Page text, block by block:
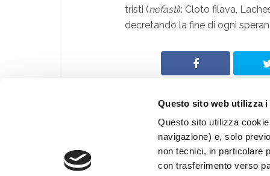
Questo sito web utilizza i
Questo sito utilizza
navigazione) e, solo
non tecnici, in particolare
con trasferimento verso
tristi (nefasti): Cloto filava,
decretando la fine di ogni
®Giunti Editore S.p.a.
Web By
PRISMA Associazione Culturale